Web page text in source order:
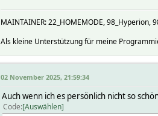
MAINTAINER: 22_HOMEMODE, 98_Hyperion,
Als kleine Unterstützung für meine
02 November 2025, 21:59:34
Auch wenn ich es persönlich nicht so
Code Auswählen